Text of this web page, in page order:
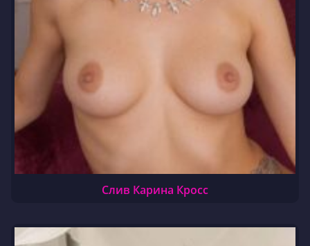
Слив Карина Кросс